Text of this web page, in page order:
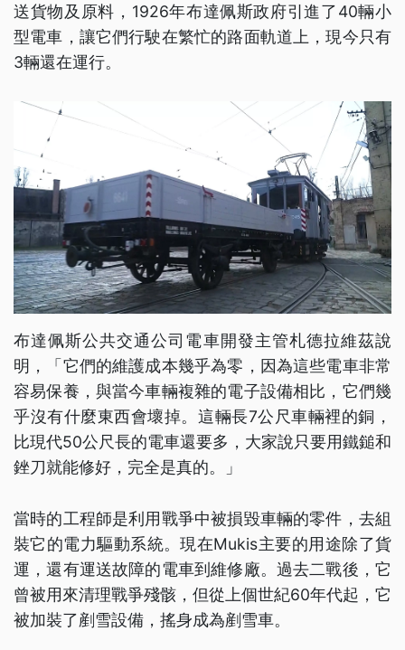
送貨物及原料，1926年布達佩斯政府引進了40輛小
型電車，讓它們行駛在繁忙的路面軌道上，現今只有
3輛還在運行。
布達佩斯公共交通公司電車開發主管札德拉維茲說
明，「它們的維護成本幾乎為零，因為這些電車非常
容易保養，與當今車輛複雜的電子設備相比，它們幾
乎沒有什麼東西會壞掉。這輛長7公尺車輛裡的銅，
比現代50公尺長的電車還要多，大家說只要用鐵鎚和
銼刀就能修好，完全是真的。」
當時的工程師是利用戰爭中被損毀車輛的零件，去組
裝它的電力驅動系統。現在Mukis主要的用途除了貨
運，還有運送故障的電車到維修廠。過去二戰後，它
曾被用來清理戰爭殘骸，但從上個世紀60年代起，它
被加裝了剷雪設備，搖身成為剷雪車。